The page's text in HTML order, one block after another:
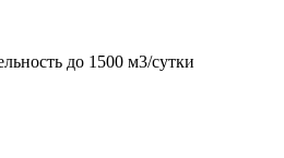
до 1500 м3/сутки